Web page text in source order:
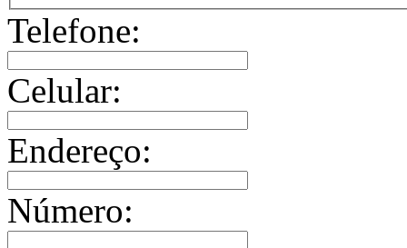
Telefone:
Celular:
Endereço:
Número: